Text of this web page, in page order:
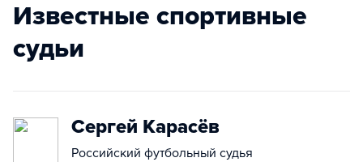
Известные спортивные
судьи
Сергей Карасёв
Российский футбольный судья